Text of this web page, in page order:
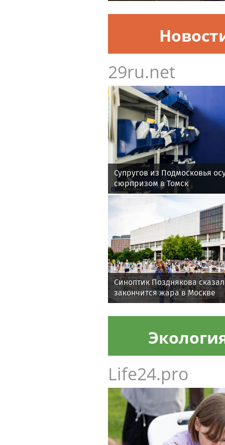
Раимкуля Малахбекова
29ru.net
Супругов из Подмосковья
сюрпризом в Томск
Синоптик Позднякова
закончится жара в Москве
Life24.pro